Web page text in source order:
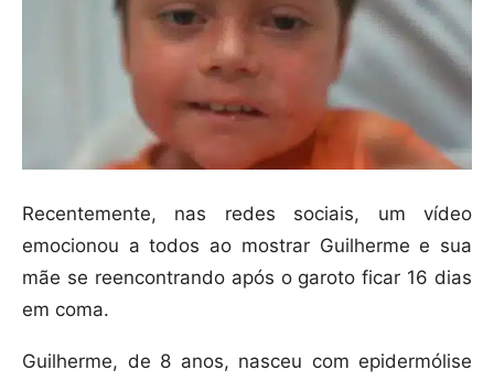
Recentemente, nas redes sociais, um vídeo
emocionou a todos ao mostrar Guilherme e sua
mãe se reencontrando após o garoto ficar 16 dias
em coma.
Guilherme, de 8 anos, nasceu com epidermólise